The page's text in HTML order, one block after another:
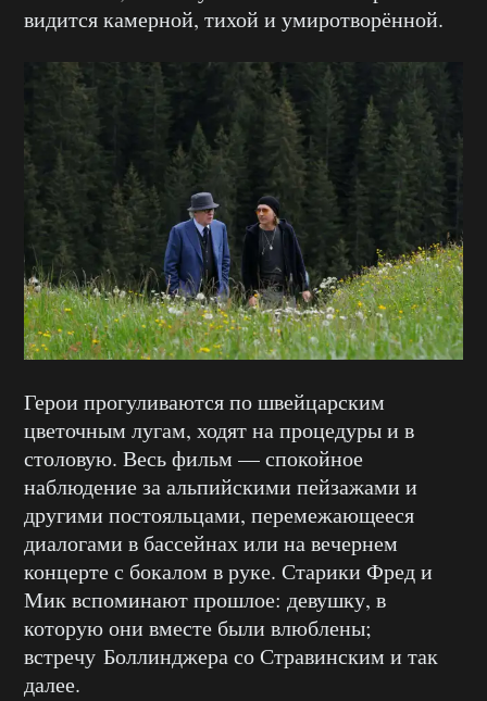
видится камерной, тихой и умиротворённой.
Герои прогуливаются по швейцарским
цветочным лугам, ходят на процедуры и в
столовую. Весь фильм — спокойное
наблюдение за альпийскими пейзажами и
другими постояльцами, перемежающееся
диалогами в бассейнах или на вечернем
концерте с бокалом в руке. Старики Фред и
Мик вспоминают прошлое: девушку, в
которую они вместе были влюблены;
встречу Боллинджера со Стравинским и так
далее.